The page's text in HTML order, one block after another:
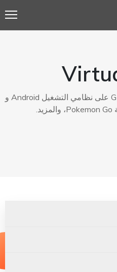
نصائح وحيل حول تغيير موقع GPS على نظامي التشغيل Android و